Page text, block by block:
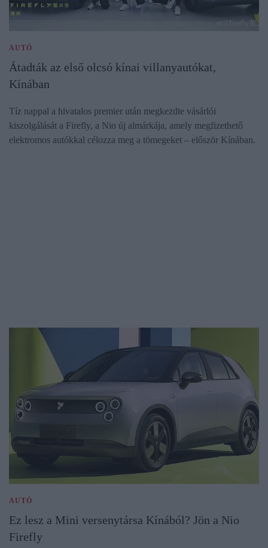
AUTÓ
Átadták az első olcsó kínai villanyautókat,
Kínában
Tíz nappal a hivatalos premier után megkezdte vásárlói
kiszolgálását a Firefly, a Nio új almárkája, amely megfizethető
elektromos autókkal célozza meg a tömegeket – először Kínában.
AUTÓ
Ez lesz a Mini versenytársa Kínából? Jön a Nio
Firefly